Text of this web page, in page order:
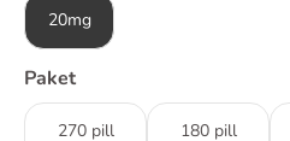
20mg
Paket
270 pill 180 pill